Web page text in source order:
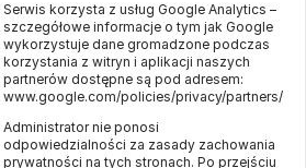
Serwis korzysta z usług Google Analytics –
szczegółowe informacje o tym jak Google
wykorzystuje dane gromadzone podczas
korzystania z witryn i aplikacji naszych
partnerów dostępne są pod adresem:
www.google.com/policies/privacy/partners/
Administrator nie ponosi
odpowiedzialności za zasady zachowania
prywatności na tych stronach. Po przejściu